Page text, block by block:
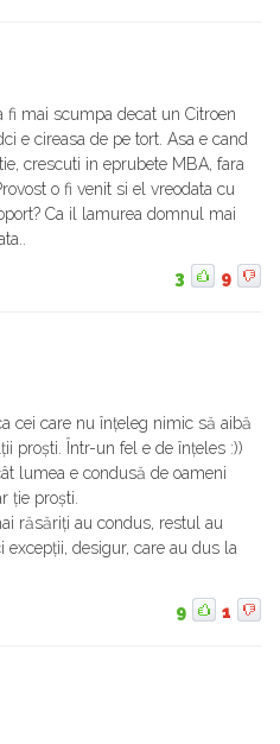
fi mai scumpa decat un Citroen
e cireasa de pe tort. Asa e cand
crescuti in eprubete MBA, fara
o fi venit si el vreodata cu
Ca il lamurea domnul mai
3 9
cei care nu înțeleg nimic să aibă
proști. Într-un fel e de înțeles :))
lumea e condusă de oameni
ție proști.
răsăriți au condus, restul au
excepții, desigur, care au dus la
9 1